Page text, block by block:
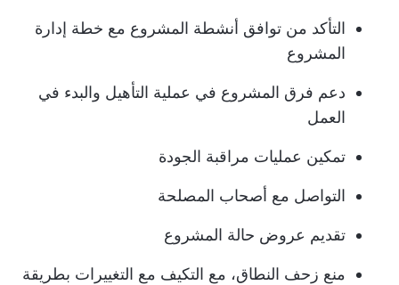
التأكد من توافق أنشطة المشروع مع خطة إدارة
المشروع
دعم فرق المشروع في عملية التأهيل والبدء في
العمل
تمكين عمليات مراقبة الجودة
التواصل مع أصحاب المصلحة
تقديم عروض حالة المشروع
منع زحف النطاق، مع التكيف مع التغييرات بطريقة